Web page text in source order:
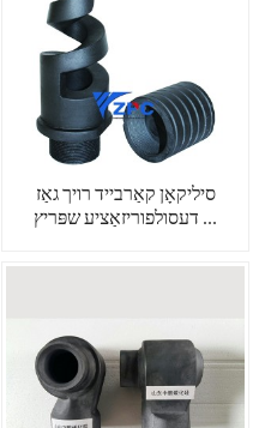
סיליקאָן קאַרבייד רויך גאַז
דעסולפוריזאַציע שפּריץ ...